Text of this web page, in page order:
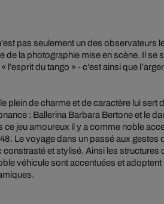
pas seulement un des observateurs
de la photographie mise en scène. Il se
l’esprit du tango » - c’est ainsi que
plein de charme et de caractère lui sert
: Ballerina Barbara Bertone et le
ce jeu amoureux il y a comme noble
Le voyage dans un passé aux gestes
constrasté et stylisé. Ainsi les
véhicule sont accentuées et